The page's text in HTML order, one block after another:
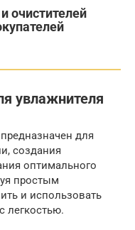
очистителей
увлажнителя
для
создания
оптимального
простым
и использовать
легкостью.